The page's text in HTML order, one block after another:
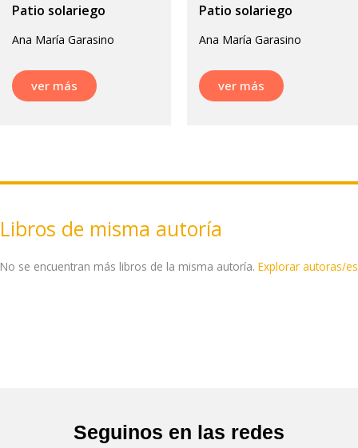
Patio solariego
Ana María Garasino
ver más
Patio solariego
Ana María Garasino
ver más
Libros de misma autoría
No se encuentran más libros de la misma autoría. Explorar autoras/es
Seguinos en las redes